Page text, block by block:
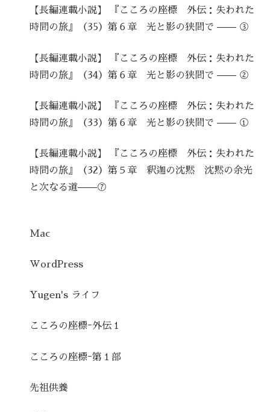
【長編連載小説】 『こころの座標 外伝：失われた
時間の旅』（35）第６章 光と影の狭間で —— ③
【長編連載小説】 『こころの座標 外伝：失われた
時間の旅』（34）第６章 光と影の狭間で —— ②
【長編連載小説】 『こころの座標 外伝：失われた
時間の旅』（33）第６章 光と影の狭間で —— ①
【長編連載小説】 『こころの座標 外伝：失われた
時間の旅』（32）第５章 釈迦の沈黙 沈黙の余光
と次なる道——⑦
Mac
WordPress
Yugen's ライフ
こころの座標ｰ外伝１
こころの座標ｰ第１部
先祖供養